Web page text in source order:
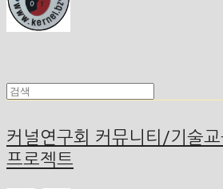
커널연구회 커뮤니티/기술
프로젝트